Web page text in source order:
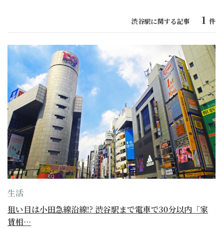
渋谷駅に関する記事 1 件
生活
狙い目は小田急線沿線!? 渋谷駅まで電車で30分以内「家
賃相…